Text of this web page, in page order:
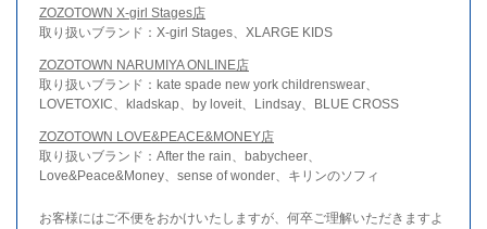
ZOZOTOWN X-girl Stages店
取り扱いブランド：X-girl Stages、XLARGE KIDS
ZOZOTOWN NARUMIYA ONLINE店
取り扱いブランド：kate spade new york childrenswear、
LOVETOXIC、kladskap、by loveit、Lindsay、BLUE CROSS
ZOZOTOWN LOVE&PEACE&MONEY店
取り扱いブランド：After the rain、babycheer、
Love&Peace&Money、sense of wonder、キリンのソフィ
お客様にはご不便をおかけいたしますが、何卒ご理解いただきますよ